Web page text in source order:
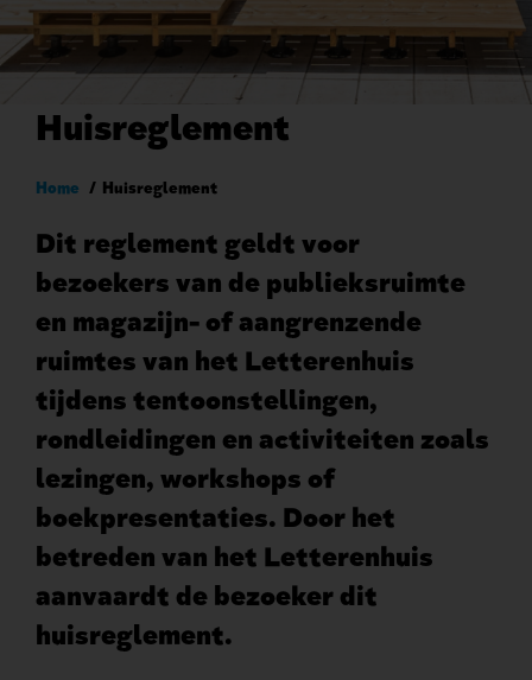
Huisreglement
Kruimelpad
Home Huisreglement
Dit reglement geldt voor
bezoekers van de publieksruimte
en magazijn- of aangrenzende
ruimtes van het Letterenhuis
tijdens tentoonstellingen,
rondleidingen en activiteiten zoals
lezingen, workshops of
boekpresentaties. Door het
betreden van het Letterenhuis
aanvaardt de bezoeker dit
huisreglement.